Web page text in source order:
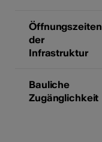
Öffnungszeiten
der
Infrastruktur
Bauliche
Zugänglichkeit